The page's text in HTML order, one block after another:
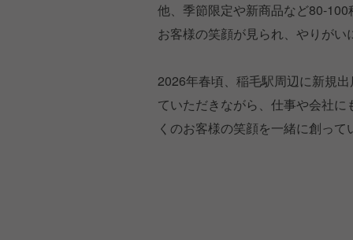
他、季節限定や新商品など80-
お客様の笑顔が見られ、やりがい
2026年春頃、稲毛駅周辺に新規
ていただきながら、仕事や会社
くのお客様の笑顔を一緒に創って